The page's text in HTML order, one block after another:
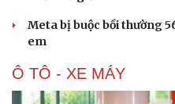
Meta bị buộc bồi thường
em
Ô TÔ - XE MÁY